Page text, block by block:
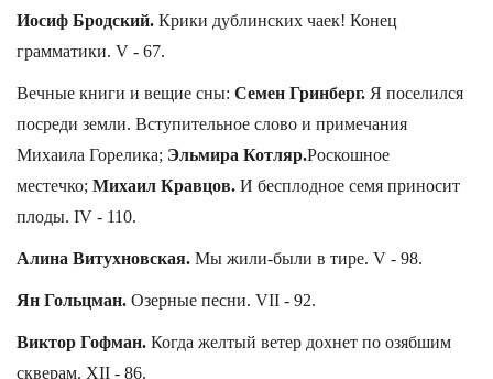
Иосиф Бродский. Крики дублинских чаек! Конец
грамматики. V - 67.
Вечные книги и вещие сны: Семен Гринберг. Я поселился
посреди земли. Вступительное слово и примечания
Михаила Горелика; Эльмира Котляр.Роскошное
местечко; Михаил Кравцов. И бесплодное семя приносит
плоды. IV - 110.
Алина Витухновская. Мы жили-были в тире. V - 98.
Ян Гольцман. Озерные песни. VII - 92.
Виктор Гофман. Когда желтый ветер дохнет по озябшим
скверам. XII - 86.